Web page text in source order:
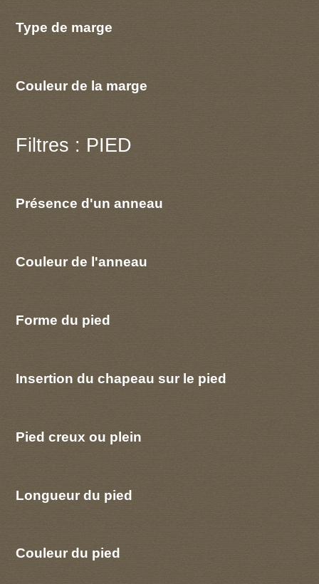
Type de marge
Couleur de la marge
Filtres : PIED
Présence d'un anneau
Couleur de l'anneau
Forme du pied
Insertion du chapeau sur le pied
Pied creux ou plein
Longueur du pied
Couleur du pied